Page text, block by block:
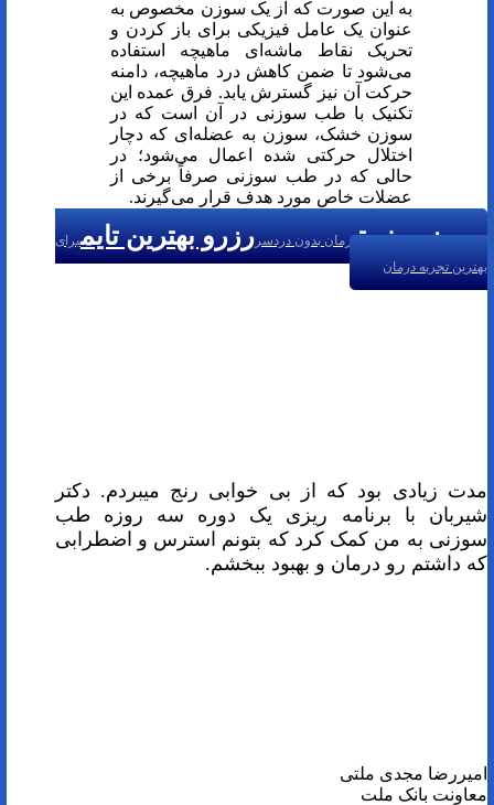
به این صورت که از یک سوزن مخصوص به
عنوان یک عامل فیزیکی برای باز کردن و
تحریک نقاط ماشه‌ای ماهیچه استفاده
می‌شود تا ضمن کاهش درد ماهیچه، دامنه
حرکت آن نیز گسترش یابد. فرق عمده این
تکنیک با طب سوزنی در آن است که در
سوزن خشک، سوزن به عضله‌ای که دچار
اختلال حرکتی شده اعمال می‌شود؛ در
حالی که در طب سوزنی صرفاً برخی از
عضلات خاص مورد هدف قرار می‌گیرند.
رزرو نوبتدرمان بدون دردسر رزرو بهترین تایمبرای
بهترین تجربه درمان
مدت زیادی بود که از بی خوابی رنج میبردم. دکتر
شیربان با برنامه ریزی یک دوره سه روزه طب
سوزنی به من کمک کرد که بتونم استرس و اضطرابی
که داشتم رو درمان و بهبود ببخشم.
امیررضا مجدی ملتی
معاونت بانک ملت